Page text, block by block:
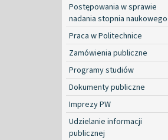
Postępowania w sprawie
nadania stopnia naukowego
Praca w Politechnice
Zamówienia publiczne
Programy studiów
Dokumenty publiczne
Imprezy PW
Udzielanie informacji
publicznej